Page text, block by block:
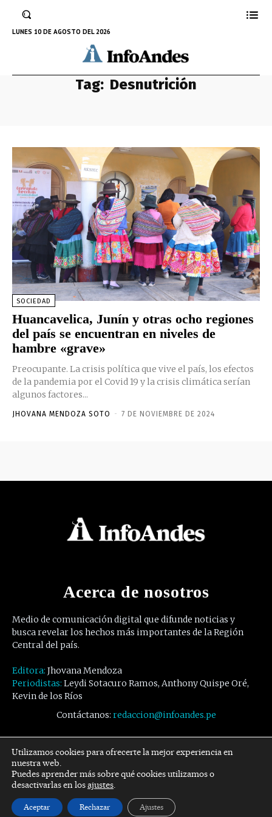
LUNES 10 DE AGOSTO DEL 2026
Tag: Desnutrición
SOCIEDAD
Huancavelica, Junín y otras ocho regiones
del país se encuentran en niveles de
hambre «grave»
Preocupante. La crisis política que vive el país, los efectos
de la pandemia por el Covid 19 y la crisis climática serían
algunos factores...
JHOVANA MENDOZA SOTO - 7 DE NOVIEMBRE DE 2024
Acerca de nosotros
Medio de comunicación digital que difunde noticias y
busca revelar los hechos más importantes de la Región
Central del país.
Editora: Jhovana Mendoza
Periodistas: Leydi Sotacuro Ramos, Anthony Quispe Oré,
Kevin de los Ríos
Contáctanos: redaccion@infoandes.pe
Síguenos
Facebook Twitter Youtube
Utilizamos cookies para ofrecerte la mejor experiencia en
nuestra web.
Puedes aprender más sobre qué cookies utilizamos o
desactivarlas en losajustes.
Aceptar Rechazar Ajustes